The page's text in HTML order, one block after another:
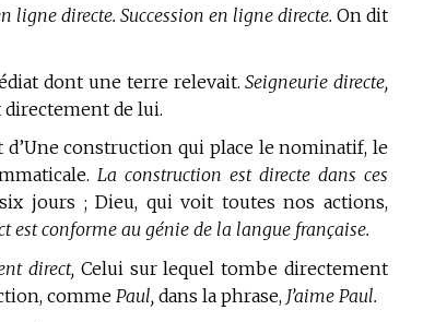
ligne directe. Succession en ligne directe. On dit
dont une terre relevait.Seigneurie directe,
de lui.
d’Une construction qui place le nominatif, le
La construction est directe dans ces
jours ; Dieu, qui voit toutes nos actions,
est conforme au génie de la langue française.
direct, Celui sur lequel tombe directement
comme Paul, dans la phrase, J’aime Paul.